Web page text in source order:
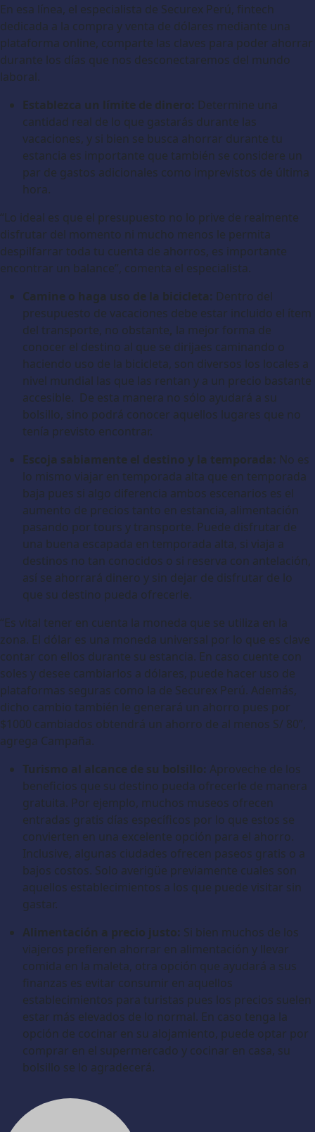
En esa línea, el especialista de Securex Perú, fintech
dedicada a la compra y venta de dólares mediante una
plataforma online, comparte las claves para poder ahorrar
durante los días que nos desconectaremos del mundo
laboral.
Establezca un límite de dinero: Determine una
cantidad real de lo que gastarás durante las
vacaciones, y si bien se busca ahorrar durante tu
estancia es importante que también se considere un
par de gastos adicionales como imprevistos de última
hora.
“Lo ideal es que el presupuesto no lo prive de realmente
disfrutar del momento ni mucho menos le permita
despilfarrar toda tu cuenta de ahorros, es importante
encontrar un balance”, comenta el especialista.
Camine o haga uso de la bicicleta: Dentro del
presupuesto de vacaciones debe estar incluido el ítem
del transporte, no obstante, la mejor forma de
conocer el destino al que se dirijaes caminando o
haciendo uso de la bicicleta, son diversos los locales a
nivel mundial las que las rentan y a un precio bastante
accesible. De esta manera no sólo ayudará a su
bolsillo, sino podrá conocer aquellos lugares que no
tenía previsto encontrar.
Escoja sabiamente el destino y la temporada: No es
lo mismo viajar en temporada alta que en temporada
baja pues si algo diferencia ambos escenarios es el
aumento de precios tanto en estancia, alimentación
pasando por tours y transporte. Puede disfrutar de
una buena escapada en temporada alta, si viaja a
destinos no tan conocidos o si reserva con antelación,
así se ahorrará dinero y sin dejar de disfrutar de lo
que su destino pueda ofrecerle.
“Es vital tener en cuenta la moneda que se utiliza en la
zona. El dólar es una moneda universal por lo que es clave
contar con ellos durante su estancia. En caso cuente con
soles y desee cambiarlos a dólares, puede hacer uso de
plataformas seguras como la de Securex Perú. Además,
dicho cambio también le generará un ahorro pues por
$1000 cambiados obtendrá un ahorro de al menos S/ 80”,
agrega Campaña.
Turismo al alcance de su bolsillo: Aproveche de los
beneficios que su destino pueda ofrecerle de manera
gratuita. Por ejemplo, muchos museos ofrecen
entradas gratis días específicos por lo que estos se
convierten en una excelente opción para el ahorro.
Inclusive, algunas ciudades ofrecen paseos gratis o a
bajos costos. Solo averigüe previamente cuales son
aquellos establecimientos a los que puede visitar sin
gastar.
Alimentación a precio justo: Si bien muchos de los
viajeros prefieren ahorrar en alimentación y llevar
comida en la maleta, otra opción que ayudará a sus
finanzas es evitar consumir en aquellos
establecimientos para turistas pues los precios suelen
estar más elevados de lo normal. En caso tenga la
opción de cocinar en su alojamiento, puede optar por
comprar en el supermercado y cocinar en casa, su
bolsillo se lo agradecerá.